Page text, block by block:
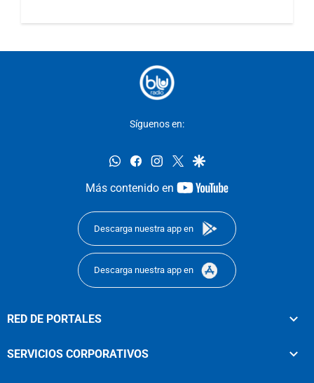
Síguenos en:
whatsappfacebookinstagram
twittergoogle
Más contenido en
youtube-
Descarga nuestra app en
Descarga nuestra app en
RED DE PORTALES
SERVICIOS CORPORATIVOS